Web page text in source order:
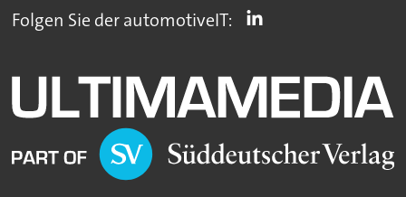
Folgen Sie der automotiveIT: